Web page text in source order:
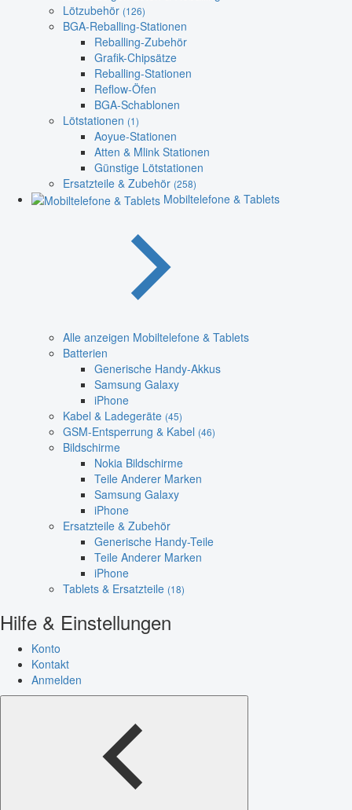
Lötzubehör (126)
BGA-Reballing-Stationen
Reballing-Zubehör
Grafik-Chipsätze
Reballing-Stationen
Reflow-Öfen
BGA-Schablonen
Lötstationen (1)
Aoyue-Stationen
Atten & Mlink Stationen
Günstige Lötstationen
Ersatzteile & Zubehör (258)
Mobiltelefone & Tablets
Alle anzeigen Mobiltelefone & Tablets
Batterien
Generische Handy-Akkus
Samsung Galaxy
iPhone
Kabel & Ladegeräte (45)
GSM-Entsperrung & Kabel (46)
Bildschirme
Nokia Bildschirme
Teile Anderer Marken
Samsung Galaxy
iPhone
Ersatzteile & Zubehör
Generische Handy-Teile
Teile Anderer Marken
iPhone
Tablets & Ersatzteile (18)
Hilfe & Einstellungen
Konto
Kontakt
Anmelden